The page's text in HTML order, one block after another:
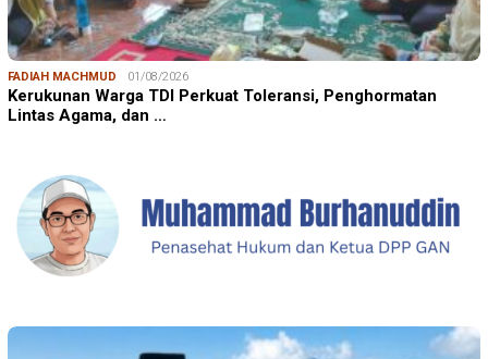
FADIAH MACHMUD 01/08/2026
Kerukunan Warga TDI Perkuat Toleransi, Penghormatan
Lintas Agama, dan …